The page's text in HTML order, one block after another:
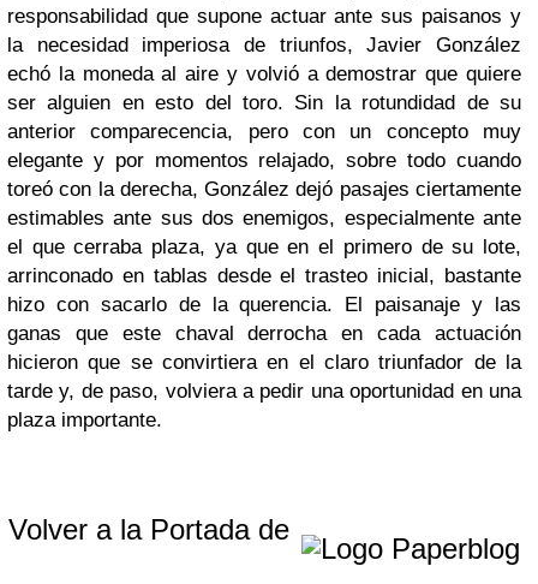
responsabilidad que supone actuar ante sus paisanos y
la necesidad imperiosa de triunfos, Javier González
echó la moneda al aire y volvió a demostrar que quiere
ser alguien en esto del toro. Sin la rotundidad de su
anterior comparecencia, pero con un concepto muy
elegante y por momentos relajado, sobre todo cuando
toreó con la derecha, González dejó pasajes ciertamente
estimables ante sus dos enemigos, especialmente ante
el que cerraba plaza, ya que en el primero de su lote,
arrinconado en tablas desde el trasteo inicial, bastante
hizo con sacarlo de la querencia. El paisanaje y las
ganas que este chaval derrocha en cada actuación
hicieron que se convirtiera en el claro triunfador de la
tarde y, de paso, volviera a pedir una oportunidad en una
plaza importante.
Volver a la Portada de